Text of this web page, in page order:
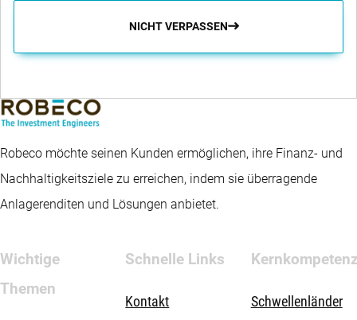
NICHT VERPASSEN
Robeco möchte seinen Kunden ermöglichen, ihre Finanz- und
Nachhaltigkeitsziele zu erreichen, indem sie überragende
Anlagerenditen und Lösungen anbietet.
Wichtige
Themen
Schnelle Links
Kontakt
Schwellenländer